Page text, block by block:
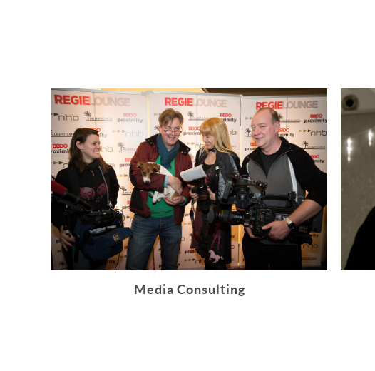
Media Consulting